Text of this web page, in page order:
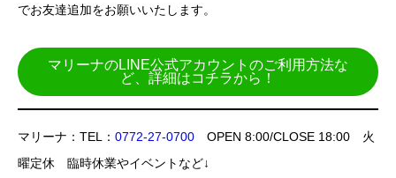
でお友達追加をお願いいたします。
マリーナのLINE公式アカウントのご利用方法な
ど、詳細はコチラから！
マリーナ：TEL： 0772-27-0700 OPEN 8:00/CLOSE 18:00 火
曜定休 臨時休業やイベントなど↓